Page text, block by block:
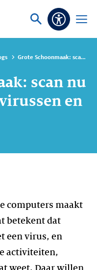
Vraag
Open
Grote Schoonmaak: scan nu je computer op virussen en andere troep!
scan nu
en
computers maakt
betekent dat
een virus, en
activiteiten,
weet. Daar willen